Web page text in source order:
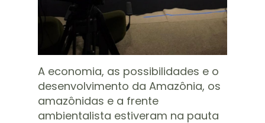
A economia, as possibilidades e o
desenvolvimento da Amazônia, os
amazônidas e a frente
ambientalista estiveram na pauta